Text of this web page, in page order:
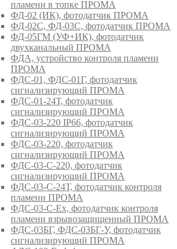
пламени в топке ПРОМА
ФД-02 (ИК), фотодатчик ПРОМА
ФД-02С, ФД-03С, фотодатчик ПРОМА
ФД-05ГМ (УФ+ИК), фотодатчик
двухканальный ПРОМА
ФДА, устройство контроля пламени
ПРОМА
ФДС-01, ФДС-01Г, фотодатчик
сигнализирующий ПРОМА
ФДС-01-24Т, фотодатчик
сигнализирующий ПРОМА
ФДС-03-220 IP66, фотодатчик
сигнализирующий ПРОМА
ФДС-03-220, фотодатчик
сигнализирующий ПРОМА
ФДС-03-С-220, фотодатчик
сигнализирующий ПРОМА
ФДС-03-С-24Т, фотодатчик контроля
пламени ПРОМА
ФДС-03-С-Ex, фотодатчик контроля
пламени взрывозащищенный ПРОМА
ФДС-03БГ, ФДС-03БГ-У, фотодатчик
сигнализирующий ПРОМА